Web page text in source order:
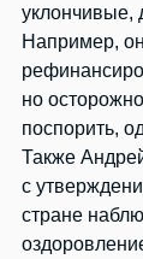
уклончивые,
Например, он
но
поспорить,
Также
с
стране